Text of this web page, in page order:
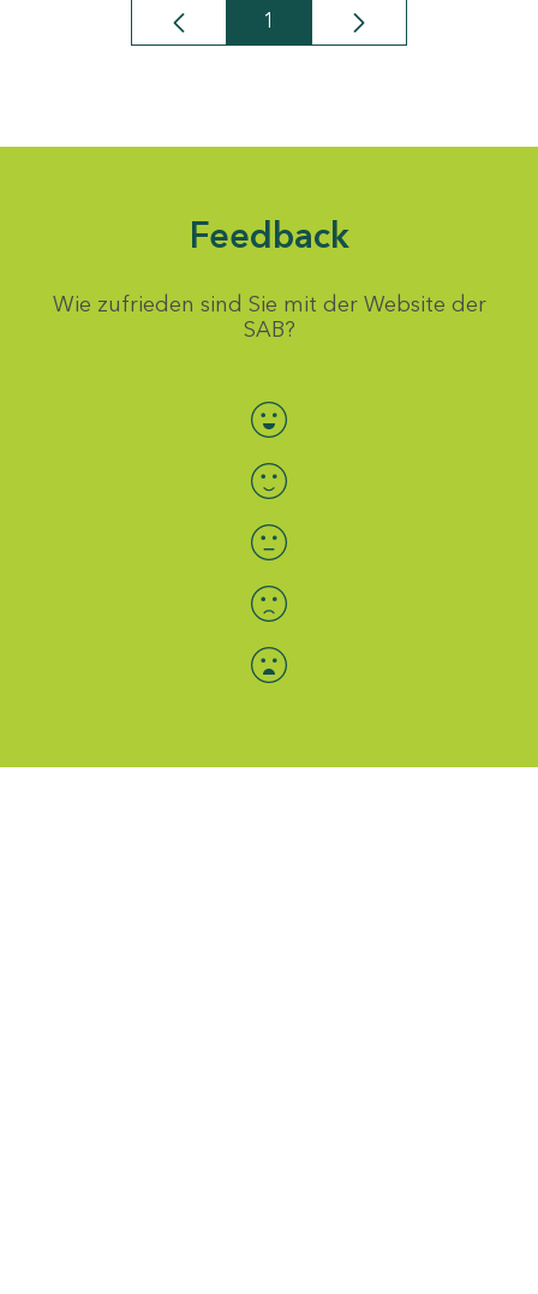
Seite
1
Feedback
Wie zufrieden sind Sie mit der Website der
SAB?
Bewertung auswählen